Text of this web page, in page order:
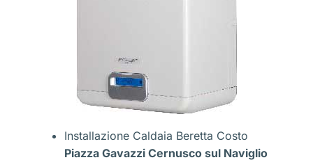
Installazione Caldaia Beretta Costo
Piazza Gavazzi Cernusco sul Naviglio